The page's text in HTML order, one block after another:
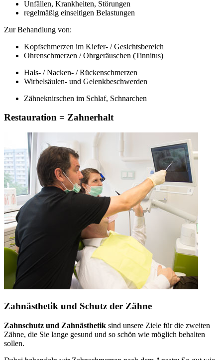
Unfällen, Krankheiten, Störungen
regelmäßig einseitigen Belastungen
Zur Behandlung von:
Kopfschmerzen im Kiefer- / Gesichtsbereich
Ohrenschmerzen / Ohrgeräuschen (Tinnitus)
Hals- / Nacken- / Rückenschmerzen
Wirbelsäulen- und Gelenkbeschwerden
Zähneknirschen im Schlaf, Schnarchen
Restauration = Zahnerhalt
Zahnästhetik und Schutz der Zähne
Zahnschutz und Zahnästhetik sind unsere Ziele für die zweiten
Zähne, die Sie lange gesund und so schön wie möglich behalten
sollen.